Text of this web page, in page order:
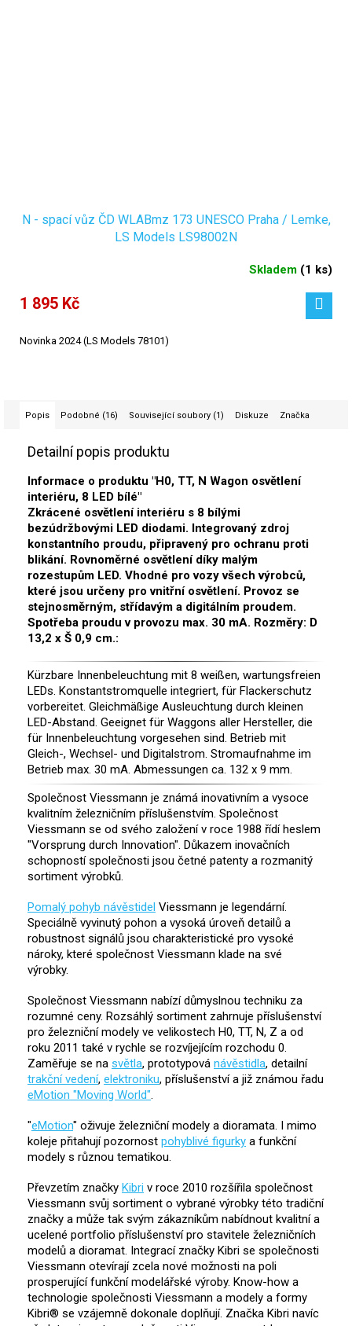
N - spací vůz ČD WLABmz 173 UNESCO Praha / Lemke,
LS Models LS98002N
Skladem (1 ks)
1 895 Kč
Novinka 2024 (LS Models 78101)
Popis Podobné (16) Související soubory (1) Diskuze Značka
Detailní popis produktu
Informace o produktu "H0, TT, N Wagon osvětlení
interiéru, 8 LED bílé"
Zkrácené osvětlení interiéru s 8 bílými
bezúdržbovými LED diodami. Integrovaný zdroj
konstantního proudu, připravený pro ochranu proti
blikání. Rovnoměrné osvětlení díky malým
rozestupům LED. Vhodné pro vozy všech výrobců,
které jsou určeny pro vnitřní osvětlení. Provoz se
stejnosměrným, střídavým a digitálním proudem.
Spotřeba proudu v provozu max. 30 mA. Rozměry: D
13,2 x Š 0,9 cm.:
Kürzbare Innenbeleuchtung mit 8 weißen, wartungsfreien
LEDs. Konstantstromquelle integriert, für Flackerschutz
vorbereitet. Gleichmäßige Ausleuchtung durch kleinen
LED-Abstand. Geeignet für Waggons aller Hersteller, die
für Innenbeleuchtung vorgesehen sind. Betrieb mit
Gleich-, Wechsel- und Digitalstrom. Stromaufnahme im
Betrieb max. 30 mA. Abmessungen ca. 132 x 9 mm.
Společnost Viessmann je známá inovativním a vysoce
kvalitním železničním příslušenstvím. Společnost
Viessmann se od svého založení v roce 1988 řídí heslem
"Vorsprung durch Innovation". Důkazem inovačních
schopností společnosti jsou četné patenty a rozmanitý
sortiment výrobků.
Pomalý pohyb návěstidel Viessmann je legendární.
Speciálně vyvinutý pohon a vysoká úroveň detailů a
robustnost signálů jsou charakteristické pro vysoké
nároky, které společnost Viessmann klade na své
výrobky.
Společnost Viessmann nabízí důmyslnou techniku za
rozumné ceny. Rozsáhlý sortiment zahrnuje příslušenství
pro železniční modely ve velikostech H0, TT, N, Z a od
roku 2011 také v rychle se rozvíjejícím rozchodu 0.
Zaměřuje se na světla, prototypová návěstidla, detailní
trakční vedení, elektroniku, příslušenství a již známou řadu
eMotion "Moving World".
"eMotion" oživuje železniční modely a dioramata. I mimo
koleje přitahují pozornost pohyblivé figurky a funkční
modely s různou tematikou.
Převzetím značky Kibri v roce 2010 rozšířila společnost
Viessmann svůj sortiment o vybrané výrobky této tradiční
značky a může tak svým zákazníkům nabídnout kvalitní a
ucelené portfolio příslušenství pro stavitele železničních
modelů a dioramat. Integrací značky Kibri se společnosti
Viessmann otevírají zcela nové možnosti na poli
prosperující funkční modelářské výroby. Know-how a
technologie společnosti Viessmann a modely a formy
Kibri® se vzájemně dokonale doplňují. Značka Kibri navíc